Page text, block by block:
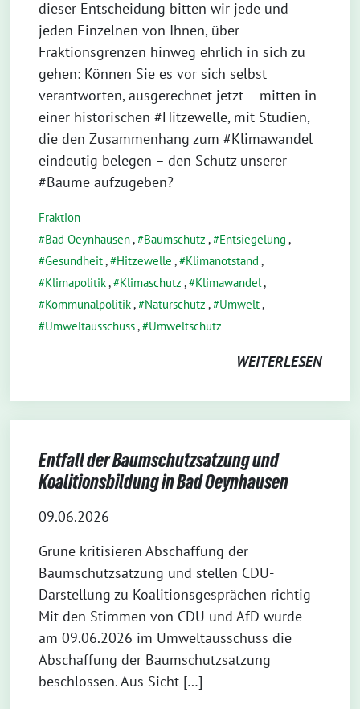
dieser Entscheidung bitten wir jede und
jeden Einzelnen von Ihnen, über
Fraktionsgrenzen hinweg ehrlich in sich zu
gehen: Können Sie es vor sich selbst
verantworten, ausgerechnet jetzt – mitten in
einer historischen #Hitzewelle, mit Studien,
die den Zusammenhang zum #Klimawandel
eindeutig belegen – den Schutz unserer
#Bäume aufzugeben?
Fraktion
Bad Oeynhausen, Baumschutz , Entsiegelung ,
Gesundheit, Hitzewelle , Klimanotstand ,
Klimapolitik, Klimaschutz , Klimawandel,
Kommunalpolitik, Naturschutz , Umwelt,
Umweltausschuss, Umweltschutz
WEITERLESEN
Entfall der Baumschutzsatzung und
Koalitionsbildung in Bad Oeynhausen
09.06.2026
Grüne kritisieren Abschaffung der
Baumschutzsatzung und stellen CDU-
Darstellung zu Koalitionsgesprächen richtig
Mit den Stimmen von CDU und AfD wurde
am 09.06.2026 im Umweltausschuss die
Abschaffung der Baumschutzsatzung
beschlossen. Aus Sicht […]